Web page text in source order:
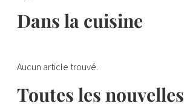
Dans la cuisine
Aucun article trouvé.
Toutes les nouvelles